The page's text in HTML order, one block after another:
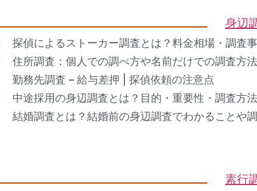
身辺
探偵によるストーカー調査とは？料金相場・調査
住所調査：個人での調べ方や名前だけでの調査方
勤務先調査 – 給与差押 | 探偵依頼の注意点
中途採用の身辺調査とは？目的・重要性・調査方
結婚調査とは？結婚前の身辺調査でわかることや
素行